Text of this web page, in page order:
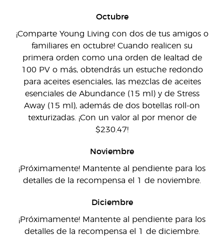
Octubre
¡Comparte Young Living con dos de tus amigos o
familiares en octubre! Cuando realicen su
primera orden como una orden de lealtad de
100 PV o más, obtendrás un estuche redondo
para aceites esenciales, las mezclas de aceites
esenciales de Abundance (15 ml) y de Stress
Away (15 ml), además de dos botellas roll-on
texturizadas. ¡Con un valor al por menor de
$230.47!
Noviembre
¡Próximamente! Mantente al pendiente para los
detalles de la recompensa el 1 de noviembre.
Diciembre
¡Próximamente! Mantente al pendiente para los
detalles de la recompensa el 1 de diciembre.